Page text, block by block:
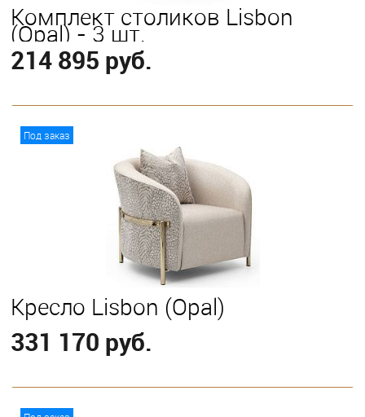
Комплект столиков Lisbon
(Opal) - 3 шт.
214 895 руб.
Под заказ
Кресло Lisbon (Opal)
331 170 руб.